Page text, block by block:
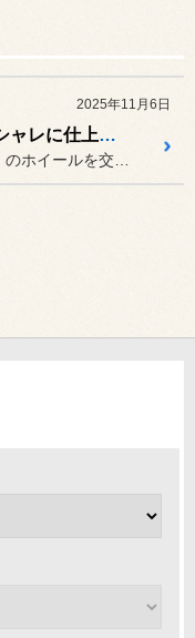
2025年11月6日
★働くお車の足元もオシャレに仕上げていきます マツダ スクラム★